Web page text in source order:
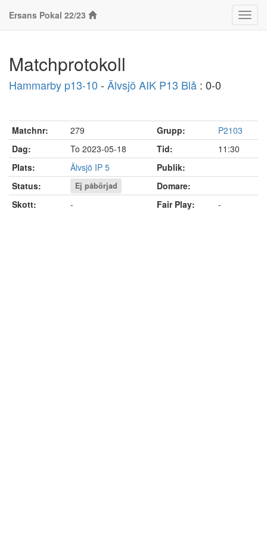
Ersans Pokal 22/23
Matchprotokoll
Hammarby p13-10 - Älvsjö AIK P13 Blå : 0-0
Matchnr: 279 Grupp:
P2103
Dag:
To 2023-05-18 Tid:
11:30
Plats:
Älvsjö IP 5
Publik:
Status:
Ej påbörjad
Domare:
Skott:
- Fair Play: -